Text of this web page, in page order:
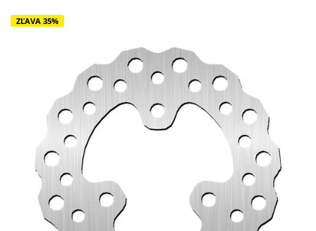
ZĽAVA 35%